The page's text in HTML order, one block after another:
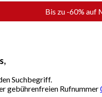
Bis zu -60% auf
Suchbegriff.
gebührenfreien Rufnummer